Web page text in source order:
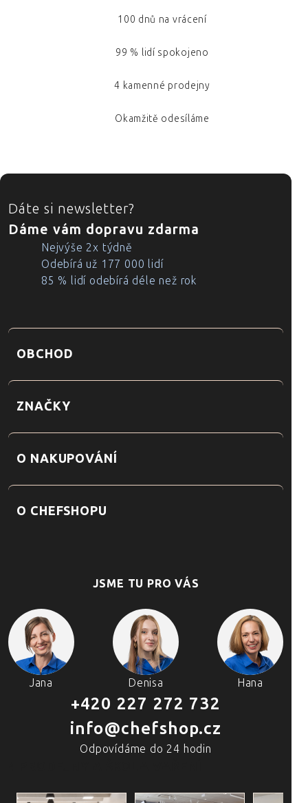
100 dnů na vrácení
99 % lidí spokojeno
4 kamenné prodejny
Okamžitě odesíláme
ZÁPATÍ
Dáte si newsletter?
Dáme vám dopravu zdarma
Nejvýše 2x týdně
Odebírá už 177 000 lidí
85 % lidí odebírá déle než rok
OBCHOD
ZNAČKY
O NAKUPOVÁNÍ
O CHEFSHOPU
JSME TU PRO VÁS
Jana Denisa Hana
+420 227 272 732
info@chefshop.cz
Odpovídáme do 24 hodin